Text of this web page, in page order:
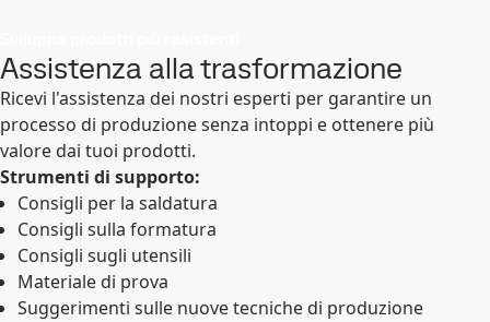
Assistenza alla trasformazione
Ricevi l'assistenza dei nostri esperti per garantire un
processo di produzione senza intoppi e ottenere più
valore dai tuoi prodotti.
Strumenti di supporto:
Consigli per la saldatura
Consigli sulla formatura
Consigli sugli utensili
Materiale di prova
Suggerimenti sulle nuove tecniche di produzione